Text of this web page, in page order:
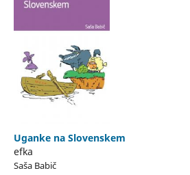
Uganke na Slovenskem
efka
Saša Babič